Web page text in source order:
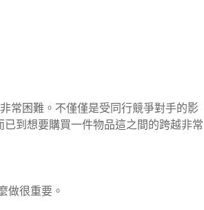
常困難。不僅僅是受同行競爭對手的影
到想要購買一件物品這之間的跨越非常
做很重要。